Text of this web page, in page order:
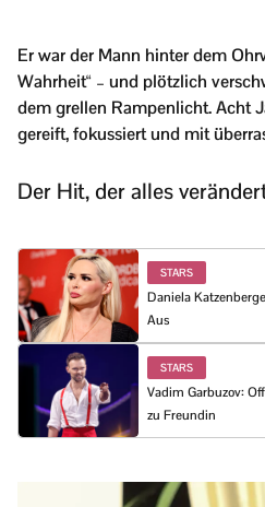
Er war der Mann hinter dem
Wahrheit“ – und plötzlich
dem grellen Rampenlicht. Acht
gereift, fokussiert und mit
Der Hit, der alles
STARS
Daniela
Aus
STARS
Vadim Garbuzov:
zu Freundin